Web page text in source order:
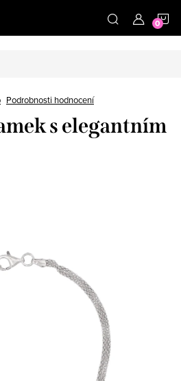
Podrobnosti hodnocení
s elegantním